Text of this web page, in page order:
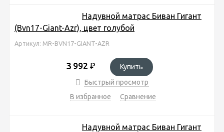
Надувной матрас Биван Гигант
(Bvn17-Giant-Azr), цвет голубой
Артикул: MR-BVN17-GIANT-AZR
3 992 ₽
Купить
Быстрый просмотр
В избранное
Сравнение
Надувной матрас Биван Гигант